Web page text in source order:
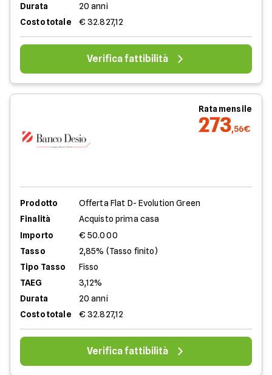
Durata
20 anni
Costo totale
€ 32.827,12
Verifica fattibilità
Rata mensile
273,56€
Prodotto
Offerta Flat D- Evolution Green
Finalità
Acquisto prima casa
Importo
€ 50.000
Tasso
2,85% (Tasso finito)
Tipo Tasso
Fisso
TAEG
3,12%
Durata
20 anni
Costo totale
€ 32.827,12
Verifica fattibilità